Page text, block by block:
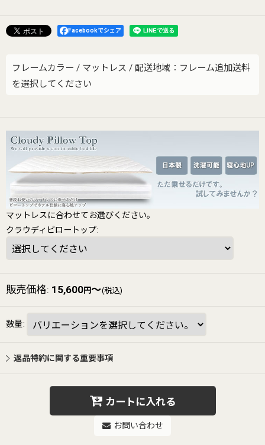
Facebookでシェア
フレームカラー / マットレス / 配送地域：フレーム追加送料
を選択してください
マットレスに合わせてお選びください。
クラウディピロートップ:
販売価格: 15,600円～(税込)
数量:
返品特約に関する重要事項
カートに入れる
お問い合わせ